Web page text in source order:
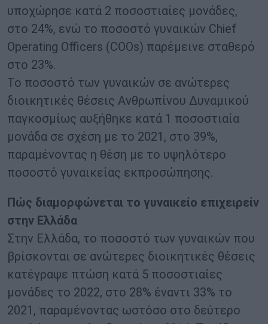
υποχώρησε κατά 2 ποσοστιαίες μονάδες,
στο 24%, ενώ το ποσοστό γυναικών Chief
Operating Officers (COOs) παρέμεινε σταθερό
στο 23%.
Το ποσοστό των γυναικών σε ανώτερες
διοικητικές θέσεις Ανθρωπίνου Δυναμικού
παγκοσμίως αυξήθηκε κατά 1 ποσοστιαία
μονάδα σε σχέση με το 2021, στο 39%,
παραμένοντας η θέση με το υψηλότερο
ποσοστό γυναικείας εκπροσώπησης.
Πώς διαμορφώνεται το γυναικείο επιχειρείν
στην Ελλάδα
Στην Ελλάδα, το ποσοστό των γυναικών που
βρίσκονται σε ανώτερες διοικητικές θέσεις
κατέγραψε πτώση κατά 5 ποσοστιαίες
μονάδες το 2022, στο 28% έναντι 33% το
2021, παραμένοντας ωστόσο στο δεύτερο